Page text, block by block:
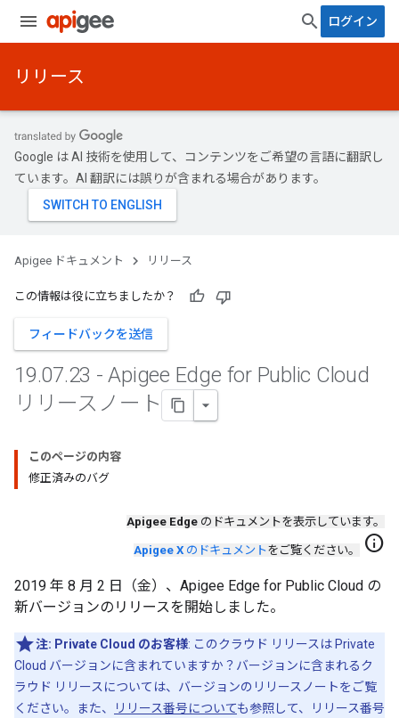
ログイン
リリース
Google は AI 技術を使用して、コンテンツをご希望の言語に翻訳し
ています。AI 翻訳には誤りが含まれる場合があります。
Apigee ドキュメント リリース
この情報は役に立ちましたか？
フィードバックを送信
19.07.23 - Apigee Edge for Public Cloud
リリースノート
このページの内容
修正済みのバグ
Apigee Edge のドキュメントを表示しています。
Apigee X のドキュメントをご覧ください。 info
2019 年 8 月 2 日（金）、Apigee Edge for Public Cloud の
新バージョンのリリースを開始しました。
注: Private Cloud のお客様: このクラウド リリースは Private
Cloud バージョンに含まれていますか？バージョンに含まれるク
ラウド リリースについては、バージョンのリリースノートをご覧
ください。また、
リリース番号についても参照して、リリース番号